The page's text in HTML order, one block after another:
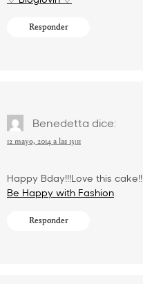
Responder
Benedetta dice:
12 mayo, 2014 a las 13:11
Happy Bday!!!Love this cake!!
Be Happy with Fashion
Responder